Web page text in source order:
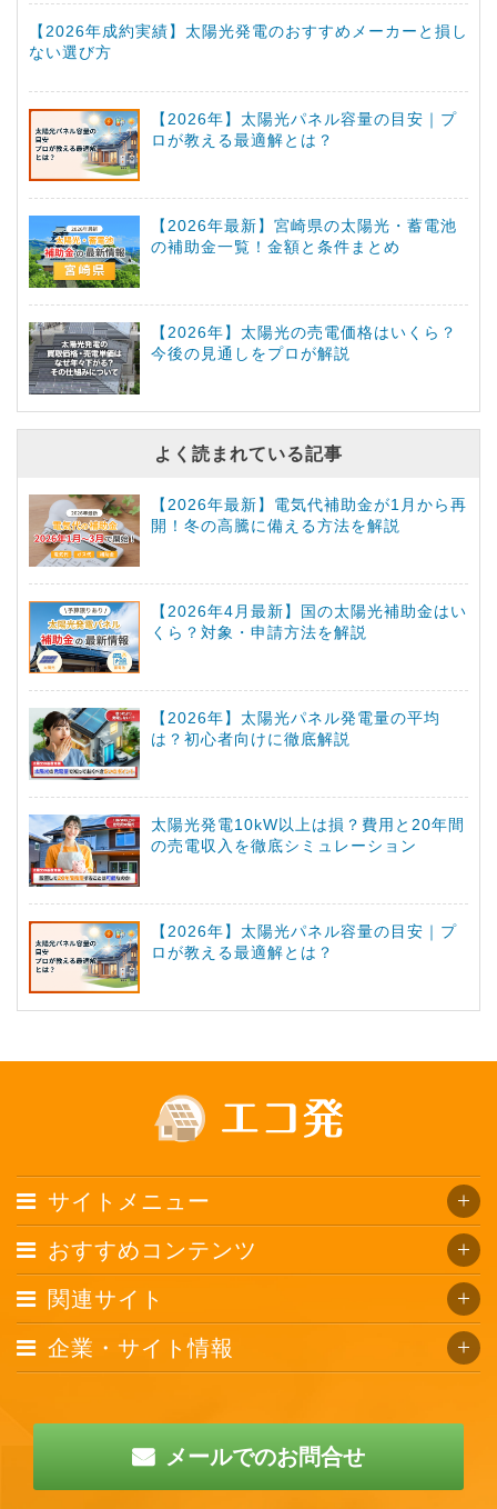
【2026年成約実績】太陽光発電のおすすめメーカーと損し
ない選び方
【2026年】太陽光パネル容量の目安｜プ
ロが教える最適解とは？
【2026年最新】宮崎県の太陽光・蓄電池
の補助金一覧！金額と条件まとめ
【2026年】太陽光の売電価格はいくら？
今後の見通しをプロが解説
よく読まれている記事
【2026年最新】電気代補助金が1月から再
開！冬の高騰に備える方法を解説
【2026年4月最新】国の太陽光補助金はい
くら？対象・申請方法を解説
【2026年】太陽光パネル発電量の平均
は？初心者向けに徹底解説
太陽光発電10kW以上は損？費用と20年間
の売電収入を徹底シミュレーション
【2026年】太陽光パネル容量の目安｜プ
ロが教える最適解とは？
サイトメニュー
おすすめコンテンツ
関連サイト
企業・サイト情報
メールでのお問合せ